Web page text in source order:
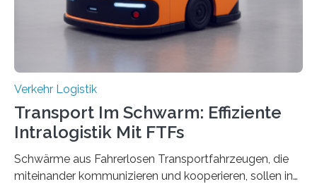
Mai 2025…
Verkehr Logistik
Transport Im Schwarm: Effiziente
Intralogistik Mit FTFs
Schwärme aus Fahrerlosen Transportfahrzeugen, die
miteinander kommunizieren und kooperieren, sollen in